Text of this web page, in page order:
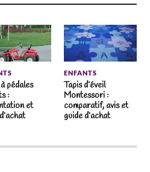
pédales
:
et
ENFANTS
Tapis d’éveil
Montessori :
comparatif, avis et
guide d’achat